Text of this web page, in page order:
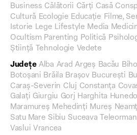
Business Călătorii Cărți Casă
Cultură Ecologie Educație Filme,
Istorie Lege Lifestyle Media
Ocultism Parenting Politică
Știință
Tehnologie Vedete
Județe Alba Arad Argeș Bacău
Botoșani Brăila Brașov București
Caraș-Severin Cluj Constanța
Galați Giurgiu Gorj Harghita
Maramureș Mehedinți Mureș Neamț
Satu Mare Sibiu Suceava Teleorman
Vaslui Vrancea